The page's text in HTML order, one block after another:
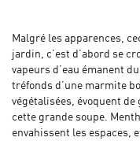
Malgré les apparences,
jardin, c’est d’abord se
vapeurs d’eau émanent
tréfonds d’une marmite
végétalisées, évoquent
cette grande soupe.
envahissent les espaces,